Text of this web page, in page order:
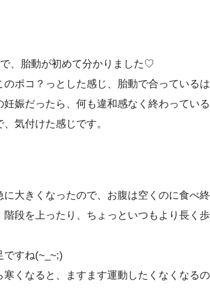
で、胎動が初めて分かりました♡
のポコ？っとした感じ、胎動で合っている
妊娠だったら、何も違和感なく終わってい
、気付けた感じです。
に大きくなったので、お腹は空くのに食べ
階段を上ったり、ちょっといつもより長く
ですね(~_~;)
寒くなると、ますます運動したくなくなる